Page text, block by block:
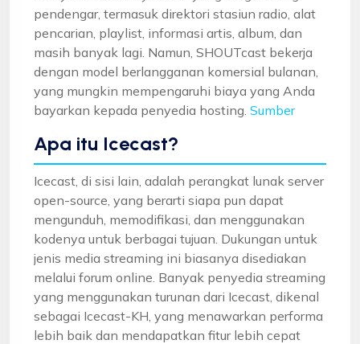
pendengar, termasuk direktori stasiun radio, alat
pencarian, playlist, informasi artis, album, dan
masih banyak lagi. Namun, SHOUTcast bekerja
dengan model berlangganan komersial bulanan,
yang mungkin mempengaruhi biaya yang Anda
bayarkan kepada penyedia hosting. Sumber
Apa itu Icecast?
Icecast, di sisi lain, adalah perangkat lunak server
open-source, yang berarti siapa pun dapat
mengunduh, memodifikasi, dan menggunakan
kodenya untuk berbagai tujuan. Dukungan untuk
jenis media streaming ini biasanya disediakan
melalui forum online. Banyak penyedia streaming
yang menggunakan turunan dari Icecast, dikenal
sebagai Icecast-KH, yang menawarkan performa
lebih baik dan mendapatkan fitur lebih cepat